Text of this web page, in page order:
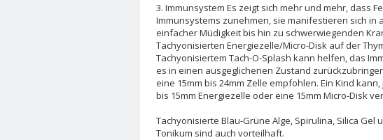
3. Immunsystem Es zeigt sich mehr und mehr, dass
Immunsystems zunehmen, sie manifestieren sich in
einfacher Müdigkeit bis hin zu schwerwiegenden
Tachyonisierten Energiezelle/Micro-Disk auf der
Tachyonisiertem Tach-O-Splash kann helfen, das
es in einen ausgeglichenen Zustand
eine 15mm bis 24mm Zelle empfohlen. Ein Kind
bis 15mm Energiezelle oder eine 15mm Micro-Disk
Tachyonisierte Blau-Grüne Alge, Spirulina, Silica Gel
Tonikum sind auch vorteilhaft.